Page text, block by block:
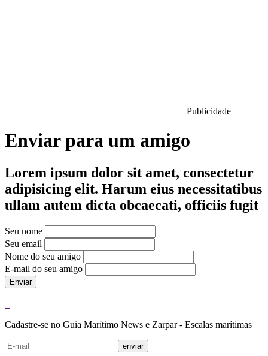
Publicidade
Enviar para um amigo
Lorem ipsum dolor sit amet, consectetur
adipisicing elit. Harum eius necessitatibus
ullam autem dicta obcaecati, officiis fugit
Seu nome
Seu email
Nome do seu amigo
E-mail do seu amigo
Enviar
Cadastre-se no Guia Marítimo News e Zarpar - Escalas marítimas
enviar